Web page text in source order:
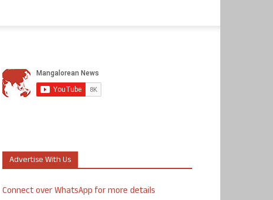
Advertise With Us
Connect over WhatsApp for more details